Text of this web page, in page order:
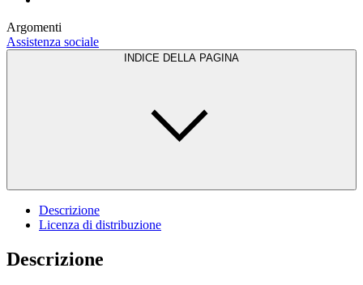
Argomenti
Assistenza sociale
INDICE DELLA PAGINA
Descrizione
Licenza di distribuzione
Descrizione